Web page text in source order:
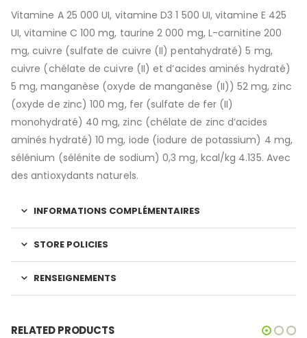
Vitamine A 25 000 UI, vitamine D3 1 500 UI, vitamine E 425
UI, vitamine C 100 mg, taurine 2 000 mg, L-carnitine 200
mg, cuivre (sulfate de cuivre (II) pentahydraté) 5 mg,
cuivre (chélate de cuivre (II) et d’acides aminés hydraté)
5 mg, manganèse (oxyde de manganèse (II)) 52 mg, zinc
(oxyde de zinc) 100 mg, fer (sulfate de fer (II)
monohydraté) 40 mg, zinc (chélate de zinc d’acides
aminés hydraté) 10 mg, iode (iodure de potassium) 4 mg,
sélénium (sélénite de sodium) 0,3 mg, kcal/kg 4.135. Avec
des antioxydants naturels.
INFORMATIONS COMPLÉMENTAIRES
STORE POLICIES
RENSEIGNEMENTS
RELATED PRODUCTS